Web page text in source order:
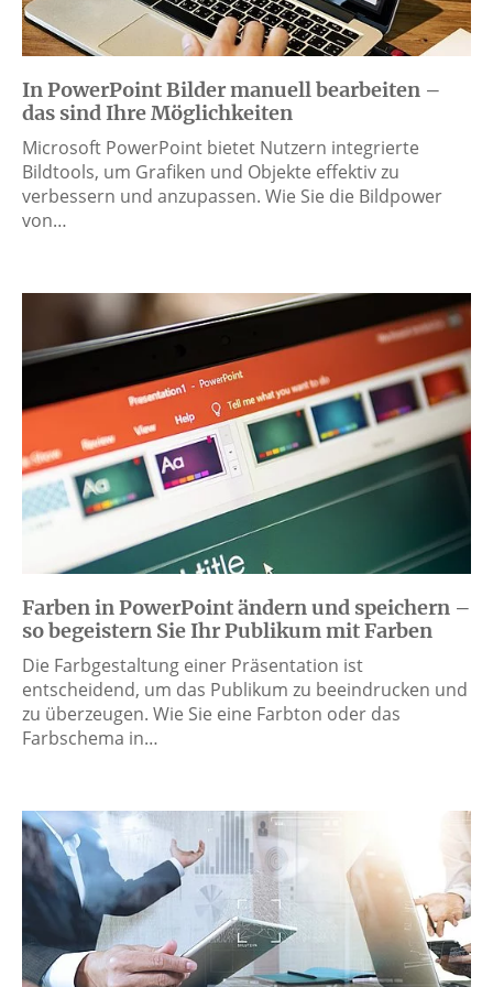
In PowerPoint Bilder manuell bearbeiten –
das sind Ihre Möglichkeiten
Microsoft PowerPoint bietet Nutzern integrierte
Bildtools, um Grafiken und Objekte effektiv zu
verbessern und anzupassen. Wie Sie die Bildpower
von…
Farben in PowerPoint ändern und speichern –
so begeistern Sie Ihr Publikum mit Farben
Die Farbgestaltung einer Präsentation ist
entscheidend, um das Publikum zu beeindrucken und
zu überzeugen. Wie Sie eine Farbton oder das
Farbschema in…